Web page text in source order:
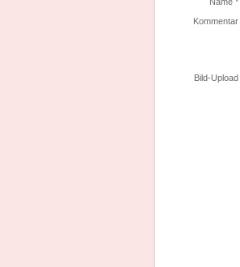
Kommentar
Bild-Upload